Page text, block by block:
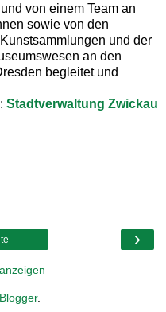
von einem Team an
sowie von den
und der
an den
begleitet und
Stadtverwaltung Zwickau
›
Blogger.